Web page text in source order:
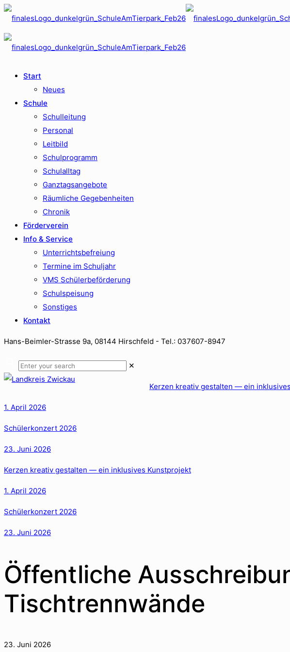
Start
Neues
Schule
Schulleitung
Personal
Leitbild
Schulprogramm
Schulalltag
Ganztagsangebote
Räumliche Gegebenheiten
Chronik
Förderverein
Info & Service
Unterrichtsbefreiung
Termine im Schuljahr
VMS Schülerbeförderung
Schulspeisung
Sonstiges
Kontakt
Hans-Beimler-Strasse 9a, 08144 Hirschfeld - Tel.: 037607-8947
✕
Kerzen kreativ gestalten — ein
1. April 2026
Schülerkonzert 2026
23. Juni 2026
Kerzen kreativ gestalten — ein inklusives Kunstprojekt
1. April 2026
Schülerkonzert 2026
23. Juni 2026
Öffentliche
Tischtrennwände
23. Juni 2026